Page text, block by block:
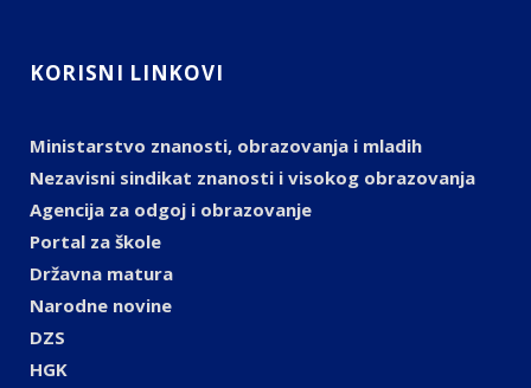
KORISNI LINKOVI
Ministarstvo znanosti, obrazovanja i mladih
Nezavisni sindikat znanosti i visokog obrazovanja
Agencija za odgoj i obrazovanje
Portal za škole
Državna matura
Narodne novine
DZS
HGK